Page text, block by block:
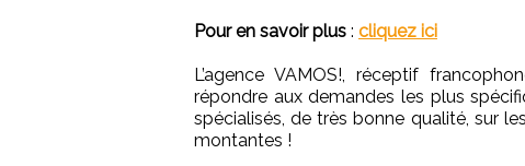
Pour en savoir plus : cliquez ici
L’agence VAMOS!, réceptif
répondre aux demandes les plus
spécialisés, de très bonne qualité, sur
montantes !